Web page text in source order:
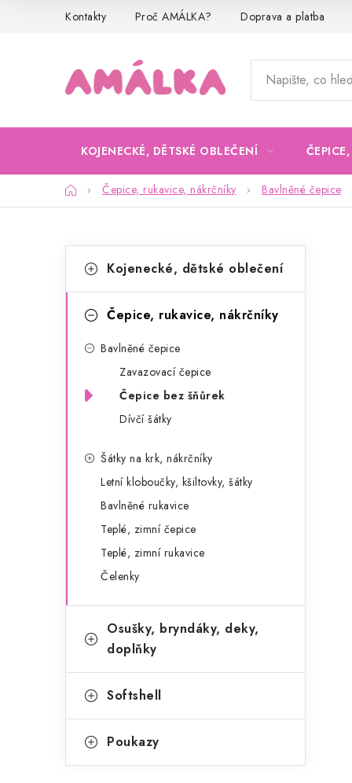
Kontakty Proč AMÁLKA? Doprava a platba
KOJENECKÉ, DĚTSKÉ OBLEČENÍ
DomůČepice, rukavice, nákrčníky Bavlněné čepice
o
e
kategorie
a
Kojenecké, dětské oblečení
Čepice, rukavice, nákrčníky
Bavlněné čepice
Zavazovací čepice
Čepice bez šňůrek
Dívčí šátky
Šátky na krk, nákrčníky
Letní kloboučky, kšiltovky, šátky
Bavlněné rukavice
Teplé, zimní čepice
Teplé, zimní rukavice
Čelenky
Osušky, bryndáky, deky,
doplňky
Softshell
Poukazy